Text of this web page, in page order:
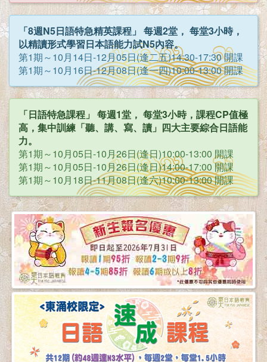
「8週N5日語特急精英課程」 每週2堂， 每堂3小時，
以精讀形式學習日本語能力試N5內容。
第1期～10月14日-12月05日(逢二五)14:30-17:30 開課
第1期～10月16日-12月08日(逢一四)10:00-13:00 開課
「日語特急課程」 每週1堂， 每堂3小時，課程CP值極
高，集中訓練「聽、講、寫、讀」四大主要綜合日語能
力。
第1期～10月05日-10月26日(逢日)10:00-13:00 開課
第1期～10月05日-10月26日(逢日)14:00-17:00 開課
第1期～10月18日-11月08日(逢六)10:00-13:00 開課